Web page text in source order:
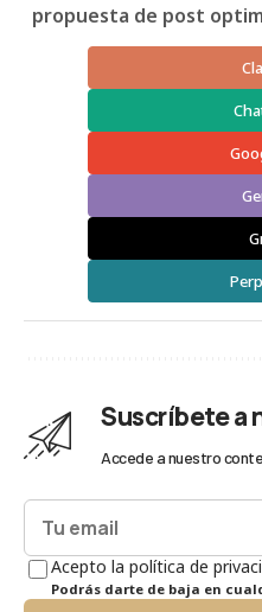
propuesta de post
Suscríbete a
Accede a nuestro
Acepto la política de
Podrás darte de baja en